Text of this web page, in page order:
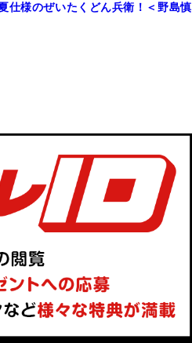
仕様のぜいたくどん兵衛！＜野島慎